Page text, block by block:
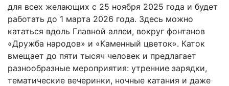
для всех желающих с 25 ноября 2025 года и будет
работать до 1 марта 2026 года. Здесь можно
кататься вдоль Главной аллеи, вокруг фонтанов
«Дружба народов» и «Каменный цветок». Каток
вмещает до пяти тысяч человек и предлагает
разнообразные мероприятия: утренние зарядки,
тематические вечеринки, ночные катания и даже